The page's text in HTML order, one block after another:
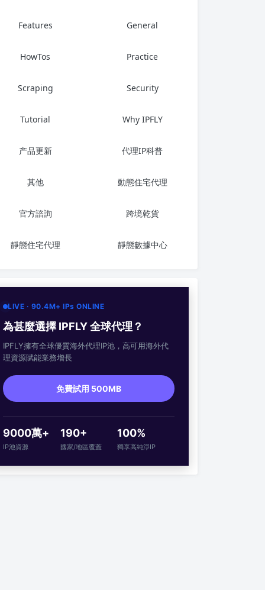
Features General
HowTos Practice
Scraping Security
Tutorial Why IPFLY
产品更新 代理IP科普
其他 動態住宅代理
官方諮詢 跨境乾貨
靜態住宅代理 靜態數據中心
LIVE · 90.4M+ IPs ONLINE
為甚麼選擇 IPFLY 全球代理？
IPFLY擁有全球優質海外代理IP池，高可用海外代
理資源賦能業務增長
免費試用 500MB
9000萬+
IP池資源
190+
國家/地區覆蓋
100%
獨享高純淨IP